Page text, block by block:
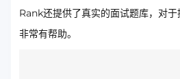
Rank还提供了真实的面试题库，对
非常有帮助。